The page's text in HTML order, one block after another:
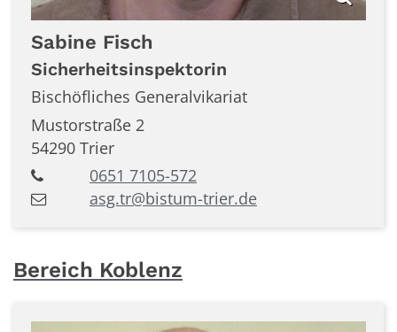
Sabine Fisch
Sicherheitsinspektorin
Bischöfliches Generalvikariat
Mustorstraße 2
54290 Trier
0651 7105-572
asg.tr@bistum-trier.de
Bereich Koblenz